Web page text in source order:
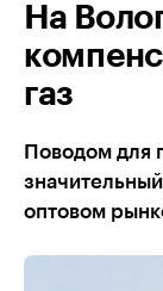
На
газ
Поводом для
оптовом